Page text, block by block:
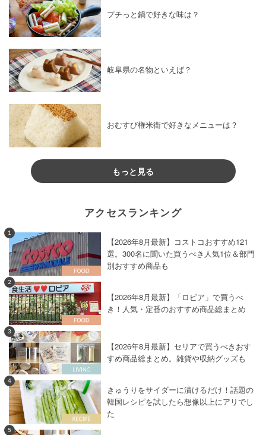
プチっと鍋で好きな味は？
岐阜県の名物といえば？
おむすび権米衛で好きなメニューは？
もっと見る
アクセスランキング
1
【2026年8月最新】コストコおすすめ121
選。300名に聞いた買うべき人気1位＆部門
別おすすめ商品も
2
【2026年8月最新】「ロピア」で買うべ
き！人気・定番のおすすめ商品総まとめ
3
【2026年8月最新】セリアで買うべきおす
すめ商品総まとめ。雑貨や収納グッズも
4
きゅうりをサイダーに漬けるだけ！話題の
韓国レシピを試したら想像以上にアリでし
た
5